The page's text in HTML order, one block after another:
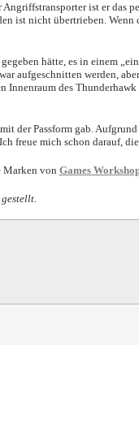
ist er das
ist nicht übertrieben. Wenn
hätte, es in einem
aufgeschnitten werden,
Innenraum des
der Passform gab.
freue mich schon darauf,
Marken von Games